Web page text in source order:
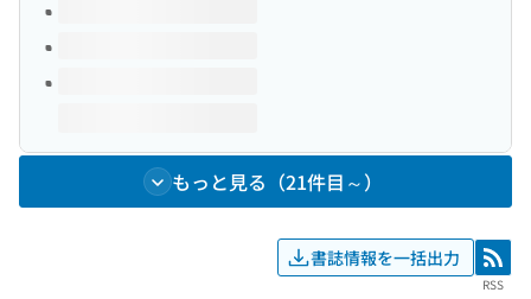
もっと見る（21件目～）
書誌情報を一括出力 RSS
RSS